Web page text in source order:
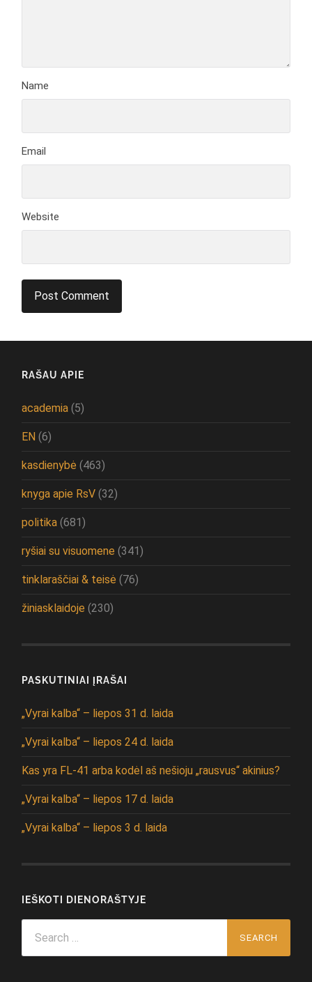
Name
Email
Website
RAŠAU APIE
academia (5)
EN (6)
kasdienybė (463)
knyga apie RsV (32)
politika (681)
ryšiai su visuomene (341)
tinklaraščiai & teisė (76)
žiniasklaidoje (230)
PASKUTINIAI ĮRAŠAI
„Vyrai kalba“ – liepos 31 d. laida
„Vyrai kalba“ – liepos 24 d. laida
Kas yra FL-41 arba kodėl aš nešioju „rausvus“ akinius?
„Vyrai kalba“ – liepos 17 d. laida
„Vyrai kalba“ – liepos 3 d. laida
IEŠKOTI DIENORAŠTYJE
for: